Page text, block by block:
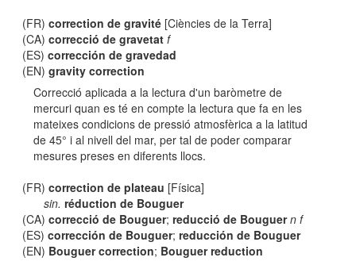
(FR)correction de gravité [Ciències de la Terra]
(CA)correcció de gravetat f
(ES)corrección de gravedad
(EN)gravity correction
Correcció aplicada a la lectura d'un baròmetre de
mercuri quan es té en compte la lectura que fa en les
mateixes condicions de pressió atmosfèrica a la latitud
de 45° i al nivell del mar, per tal de poder comparar
mesures preses en diferents llocs.
(FR)correction de plateau [Física]
sin. réduction de Bouguer
(CA)correcció de Bouguer;reducció de Bouguer n f
(ES)corrección de Bouguer;reducción de Bouguer
(EN) Bouguer correction; Bouguer reduction